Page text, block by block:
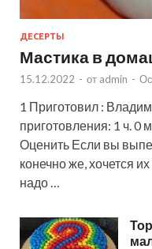
ДЕСЕРТЫ
Мастика в
15.12.2022 - от admin -
1 Приготовил :
приготовления: 1 ч. 0
Оценить Если вы
конечно же, хочется
надо …